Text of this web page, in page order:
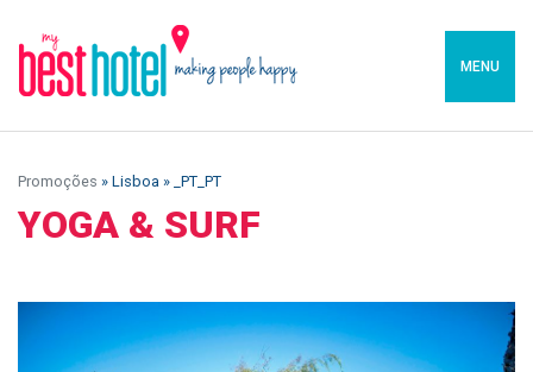
MENU
Promoções » Lisboa » _PT_PT
YOGA & SURF